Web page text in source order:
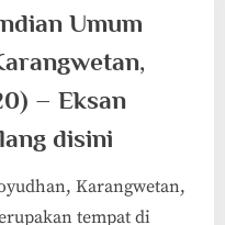
Umum
– Eksan
disini
Karangwetan,
tempat di